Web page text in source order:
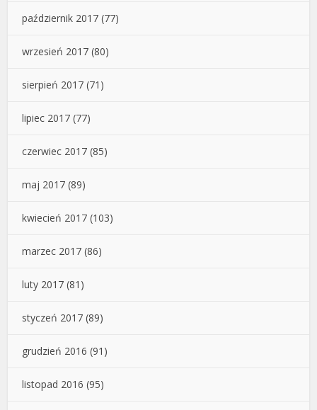
październik 2017 (77)
wrzesień 2017 (80)
sierpień 2017 (71)
lipiec 2017 (77)
czerwiec 2017 (85)
maj 2017 (89)
kwiecień 2017 (103)
marzec 2017 (86)
luty 2017 (81)
styczeń 2017 (89)
grudzień 2016 (91)
listopad 2016 (95)